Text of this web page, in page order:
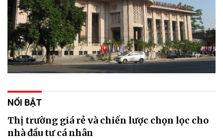
NỔI BẬT
Thị trường giá rẻ và chiến lược chọn lọc cho
nhà đầu tư cá nhân